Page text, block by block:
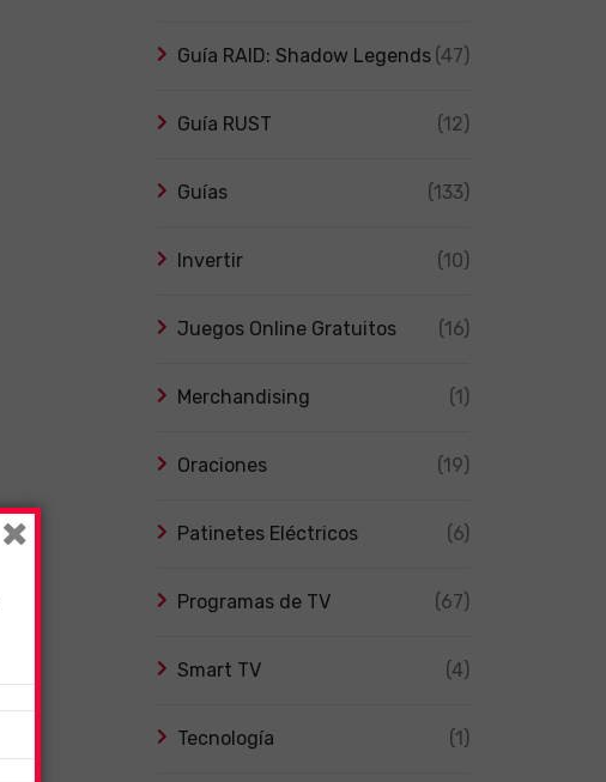
Guía RAID: Shadow Legends (47)
Guía RUST (12)
Guías (133)
Invertir (10)
Juegos Online Gratuitos (16)
Merchandising (1)
Oraciones (19)
Patinetes Eléctricos (6)
Programas de TV (67)
Smart TV (4)
Tecnología (1)
×